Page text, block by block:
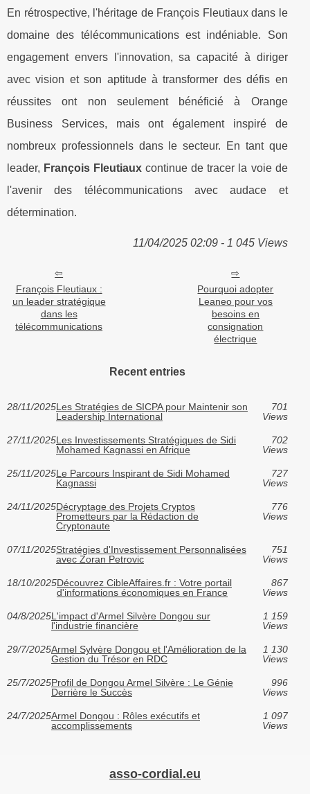
En rétrospective, l'héritage de François Fleutiaux dans le
domaine des télécommunications est indéniable. Son
engagement envers l'innovation, sa capacité à diriger
avec vision et son aptitude à transformer des défis en
réussites ont non seulement bénéficié à Orange
Business Services, mais ont également inspiré de
nombreux professionnels dans le secteur. En tant que
leader, François Fleutiaux continue de tracer la voie de
l'avenir des télécommunications avec audace et
détermination.
11/04/2025 02:09 - 1 045 Views
François Fleutiaux :
un leader stratégique
dans les
télécommunications
Pourquoi adopter
Leaneo pour vos
besoins en
consignation
électrique
Recent entries
28/11/2025Les Stratégies de SICPA pour Maintenir son
Leadership International
701
Views
27/11/2025Les Investissements Stratégiques de Sidi
Mohamed Kagnassi en Afrique
702
Views
25/11/2025Le Parcours Inspirant de Sidi Mohamed
Kagnassi
727
Views
24/11/2025Décryptage des Projets Cryptos
Prometteurs par la Rédaction de
Cryptonaute
776
Views
07/11/2025Stratégies d'Investissement Personnalisées
avec Zoran Petrovic
751
Views
18/10/2025Découvrez CibleAffaires.fr : Votre portail
d'informations économiques en France
867
Views
04/8/2025L'impact d'Armel Silvère Dongou sur
l'industrie financière
1 159
Views
29/7/2025Armel Sylvère Dongou et l'Amélioration de la
Gestion du Trésor en RDC
1 130
Views
25/7/2025Profil de Dongou Armel Silvère : Le Génie
Derrière le Succès
996
Views
24/7/2025Armel Dongou : Rôles exécutifs et
accomplissements
1 097
Views
asso-cordial.eu